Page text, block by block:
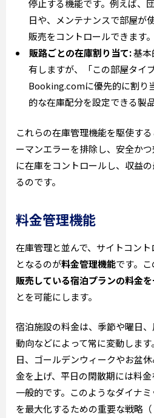
停止する機能です。例えば、
日や、メンテナンスで部屋が
販売をコントロールできます。
販路ごとの在庫割り当て:基本
有しますが、「この部屋タイ
Booking.comに優先的に割り
的な在庫配分を設定できる製
これらの在庫管理機能を駆使す
ーマンエラーを排除し、安全か
に在庫をコントロールし、収益
るのです。
料金管理機能
在庫管理と並んで、サイトコン
となるのが料金管理機能です。こ
販売している宿泊プランの料金
とを可能にします。
宿泊施設の料金は、季節や曜日
動向などによって常に変動しま
日、ゴールデンウィークやお盆
金を上げ、平日の閑散期には料
一般的です。このようなダイナ
を最大化するための重要な戦略